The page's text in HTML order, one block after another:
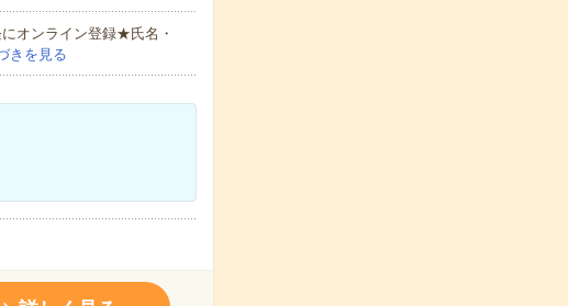
オンライン登録★氏名・
きを見る